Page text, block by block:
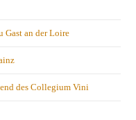
Gast an der Loire
des Collegium Vini